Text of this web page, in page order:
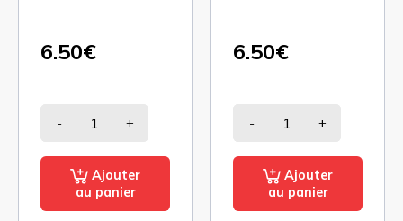
6.50€
- +
Ajouter
au panier
6.50€
- +
Ajouter
au panier